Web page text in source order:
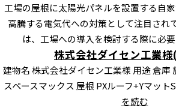
工場の屋根に太陽光パネルを設置する自家
高騰する電気代への対策として注目され
は、工場への導入を検討する際に必
株式会社ダイセン工業
建物名 株式会社ダイセン工業様 用途 倉庫
スペースマックス 屋根 PXルーフ+Yマッ
を読む